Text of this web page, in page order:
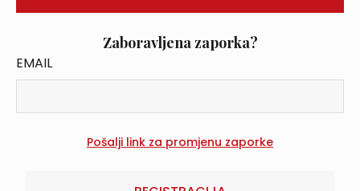
Zaboravljena zaporka?
EMAIL